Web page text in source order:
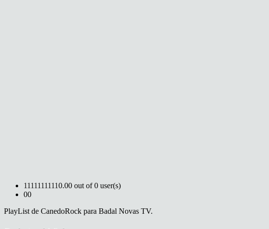
11111111110.00 out of 0 user(s)
00
PlayList de CanedoRock para Badal Novas TV.